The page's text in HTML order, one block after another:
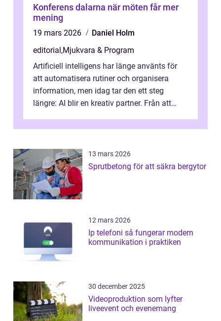
Konferens dalarna när möten får mer
mening
19 mars 2026
Daniel Holm
editorial ,Mjukvara & Program
Artificiell intelligens har länge använts för
att automatisera rutiner och organisera
information, men idag tar den ett steg
längre: AI blir en kreativ partner. Från att
13 mars 2026
Sprutbetong för att säkra bergytor
12 mars 2026
Ip telefoni så fungerar modern
kommunikation i praktiken
30 december 2025
Videoproduktion som lyfter
liveevent och evenemang